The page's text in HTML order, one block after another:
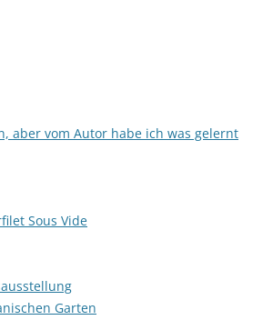
aber vom Autor habe ich was gelernt
Sous Vide
Garten